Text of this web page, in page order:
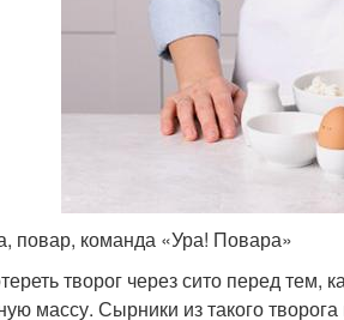
повар, команда «Ура! Повара»
творог через сито перед тем,
массу. Сырники из такого